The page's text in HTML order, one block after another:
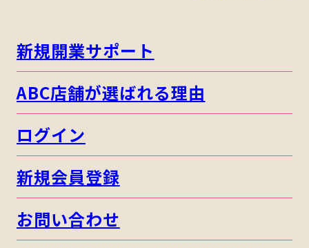
新規開業サポート
ABC店舗が選ばれる理由
ログイン
新規会員登録
お問い合わせ